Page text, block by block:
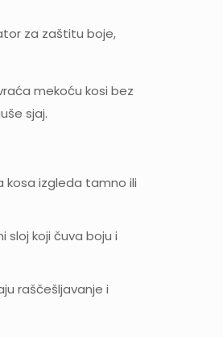
za zaštitu boje,
mekoću kosi bez
sjaj.
kosa izgleda tamno ili
sloj koji čuva boju i
raščešljavanje i